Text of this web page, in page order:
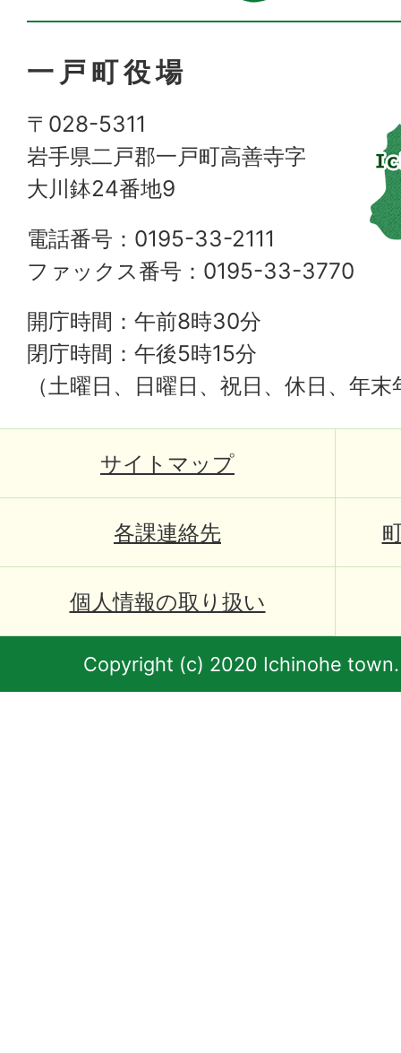
一戸町役場
〒028-5311
岩手県二戸郡一戸町高善寺字
大川鉢24番地9
電話番号：0195-33-2111
ファックス番号：0195-33-3770
開庁時間：午前8時30分
閉庁時間：午後5時15分
（土曜日、日曜日、祝日、休日、年
サイトマップ
各課連絡先
個人情報の取り扱い
Copyright (c) 2020 Ichinohe